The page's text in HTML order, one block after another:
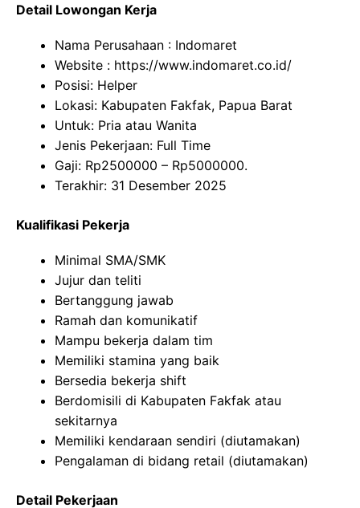
Detail Lowongan Kerja
Nama Perusahaan : Indomaret
Website : https://www.indomaret.co.id/
Posisi: Helper
Lokasi: Kabupaten Fakfak, Papua Barat
Untuk: Pria atau Wanita
Jenis Pekerjaan: Full Time
Gaji: Rp2500000 – Rp5000000.
Terakhir: 31 Desember 2025
Kualifikasi Pekerja
Minimal SMA/SMK
Jujur dan teliti
Bertanggung jawab
Ramah dan komunikatif
Mampu bekerja dalam tim
Memiliki stamina yang baik
Bersedia bekerja shift
Berdomisili di Kabupaten Fakfak atau
sekitarnya
Memiliki kendaraan sendiri (diutamakan)
Pengalaman di bidang retail (diutamakan)
Detail Pekerjaan